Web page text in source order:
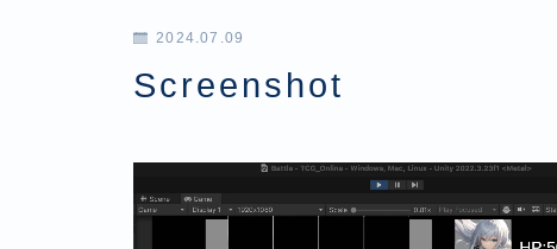
2024.07.09
Screenshot